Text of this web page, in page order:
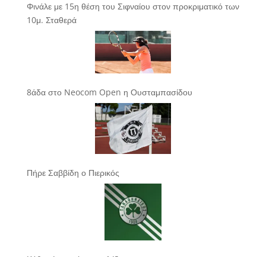
Φινάλε με 15η θέση του Σιφναίου στον προκριματικό των
10μ. Σταθερά
8άδα στο Neocom Open η Ουσταμπασίδου
Πήρε Σαββίδη ο Πιερικός